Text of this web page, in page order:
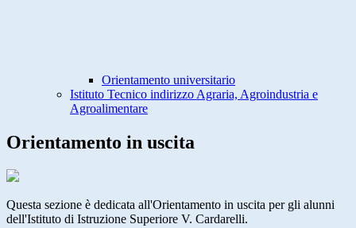
Orientamento universitario
Istituto Tecnico indirizzo Agraria, Agroindustria e
Agroalimentare
Orientamento in uscita
Questa sezione è dedicata all'Orientamento in uscita per gli alunni
dell'Istituto di Istruzione Superiore V. Cardarelli.